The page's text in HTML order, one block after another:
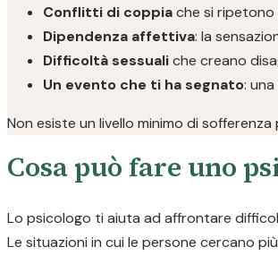
Conflitti di coppiache si ripetono
Dipendenza affettiva: la
Difficoltà sessualiche creano
Un evento che ti ha segnato:
Non esiste un livello minimo di
Cosa può fare uno
Lo psicologo ti aiuta ad affrontare
Le situazioni in cui le persone cercano